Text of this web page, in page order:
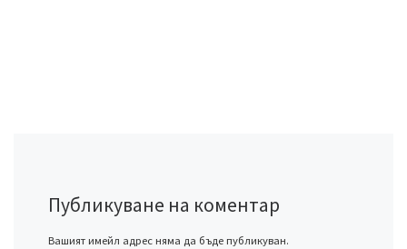
Публикуване на коментар
Вашият имейл адрес няма да бъде публикуван.